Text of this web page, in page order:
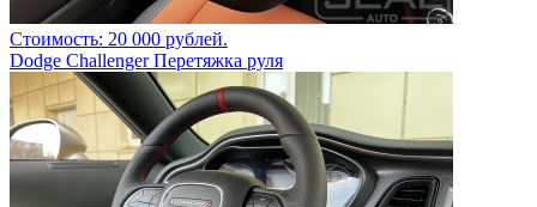
Стоимость: 20 000 рублей.
Dodge Challenger Перетяжка руля